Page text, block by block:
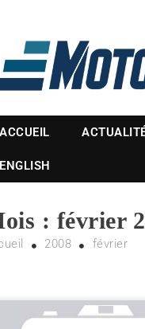
ACCUEIL
ENGLISH
: février
2008 février